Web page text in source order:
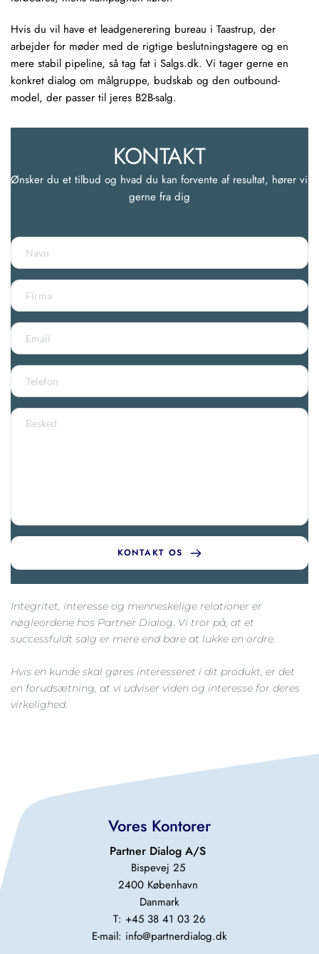
Hvis du vil have et leadgenerering bureau i Taastrup, der
arbejder for møder med de rigtige beslutningstagere og en
mere stabil pipeline, så tag fat i Salgs.dk. Vi tager gerne en
konkret dialog om målgruppe, budskab og den outbound-
model, der passer til jeres B2B-salg.
KONTAKT
Ønsker du et tilbud og hvad du kan forvente af resultat, hører vi
gerne fra dig
KONTAKT OS
Integritet, interesse og menneskelige relationer er
nøgleordene hos Partner Dialog. Vi tror på, at et
successfuldt salg er mere end bare at lukke en ordre.
Hvis en kunde skal gøres interesseret i dit produkt, er det
en forudsætning, at vi udviser viden og interesse for deres
virkelighed.
Vores Kontorer
Partner Dialog A/S
Bispevej 25
2400 København
Danmark
T: +45 38 41 03 26
E-mail: info@partnerdialog.dk